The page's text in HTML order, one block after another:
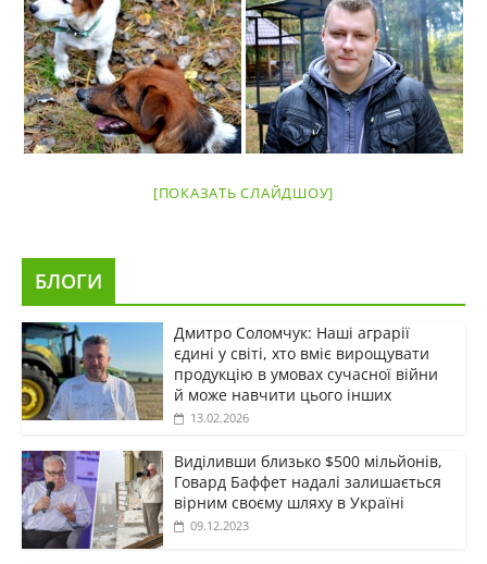
[ПОКАЗАТЬ СЛАЙДШОУ]
БЛОГИ
Дмитро Соломчук: Наші аграрії
єдині у світі, хто вміє вирощувати
продукцію в умовах сучасної війни
й може навчити цього інших
13.02.2026
Виділивши близько $500 мільйонів,
Говард Баффет надалі залишається
вірним своєму шляху в Україні
09.12.2023